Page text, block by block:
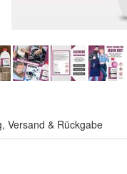
Versand & Rückgabe